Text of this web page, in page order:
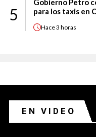
5
Gobierno Petro
para los taxis en
Hace3 horas
EN VIDEO